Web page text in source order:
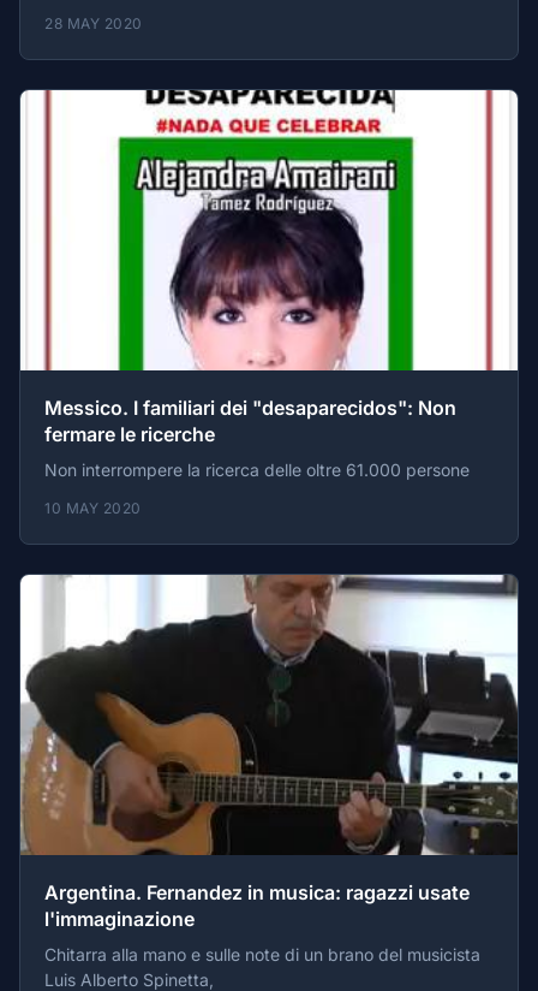
28 MAY 2020
Messico. I familiari dei "desaparecidos": Non
fermare le ricerche
Non interrompere la ricerca delle oltre 61.000 persone
10 MAY 2020
Argentina. Fernandez in musica: ragazzi usate
l'immaginazione
Chitarra alla mano e sulle note di un brano del musicista
Luis Alberto Spinetta,